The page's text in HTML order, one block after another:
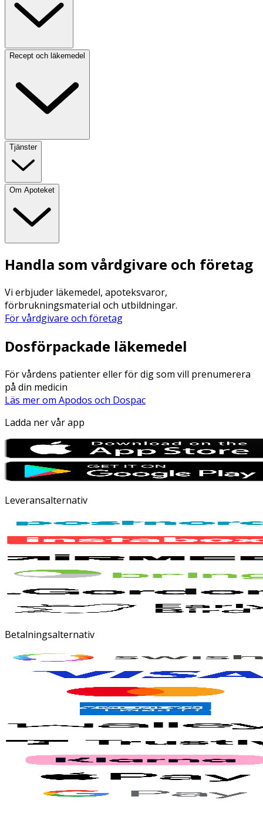
Recept och läkemedel
Tjänster
Om Apoteket
Handla som vårdgivare och företag
Vi erbjuder läkemedel, apoteksvaror,
förbrukningsmaterial och utbildningar.
För vårdgivare och företag
Dosförpackade läkemedel
För vårdens patienter eller för dig som vill prenumerera
på din medicin
Läs mer om Apodos och Dospac
Ladda ner vår app
Leveransalternativ
Betalningsalternativ